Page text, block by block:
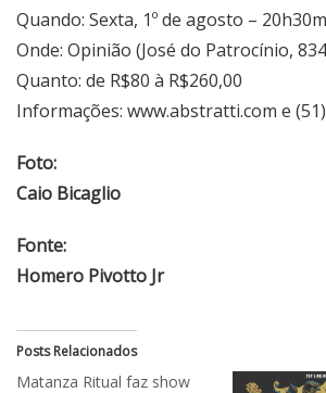
Quando: Sexta, 1º de agosto –
Onde: Opinião (José do Patrocínio,
Quanto: de R$80 à R$260,00
Informações: www.abstratti.com e
Foto:
Caio Bicaglio
Fonte:
Homero Pivotto Jr
Posts Relacionados
Matanza Ritual faz show